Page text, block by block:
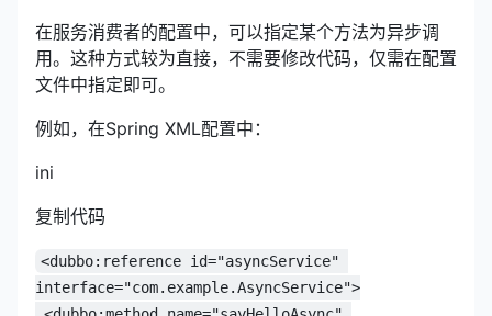
在服务消费者的配置中，可以指定某个方法为异步调
用。这种方式较为直接，不需要修改代码，仅需在配置
文件中指定即可。
例如，在Spring XML配置中：
ini
复制代码
<dubbo:reference id="asyncService"
interface="com.example.AsyncService">